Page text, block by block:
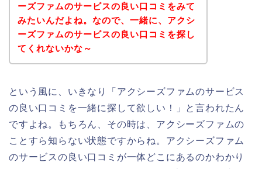
ーズファムのサービスの良い口コミをみて
みたいんだよね。なので、一緒に、アクシ
ーズファムのサービスの良い口コミを探し
てくれないかな～
という風に、いきなり「アクシーズファムのサービス
の良い口コミを一緒に探して欲しい！」と言われたん
ですよね。もちろん、その時は、アクシーズファムの
ことすら知らない状態ですからね。アクシーズファム
のサービスの良い口コミが一体どこにあるのかわかり